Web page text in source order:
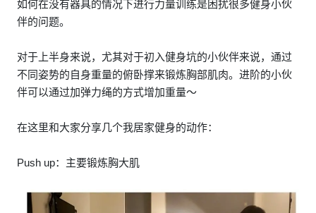
如何在没有器具的情况下进行力量训练是困扰很多健身小伙
伴的问题。
对于上半身来说，尤其对于初入健身坑的小伙伴来说，通过
不同姿势的自身重量的俯卧撑来锻炼胸部肌肉。进阶的小伙
伴可以通过加弹力绳的方式增加重量～
在这里和大家分享几个我居家健身的动作：
Push up：主要锻炼胸大肌